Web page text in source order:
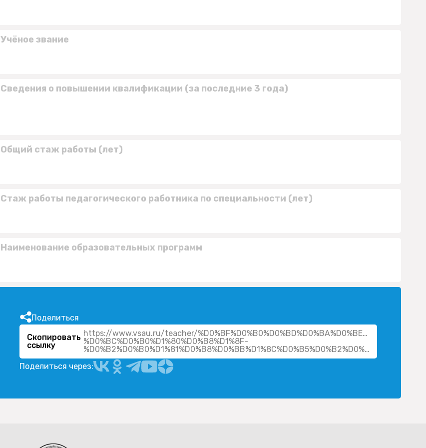
Учёное звание
Сведения о повышении квалификации (за последние 3 года)
Общий стаж работы (лет)
Стаж работы педагогического работника по специальности (лет)
Наименование образовательных программ
Поделиться
Скопировать
ссылку
https://www.vsau.ru/teacher/
%D0%BC%D0%B0%D1%80%D0%B8%D1%8F-
%D0%B2%D0%B0%D1%81%D0%B8%D0%BB%D1%8C%D0%B5%D0%B2%D0%BD%D0%B0/
Поделиться через: